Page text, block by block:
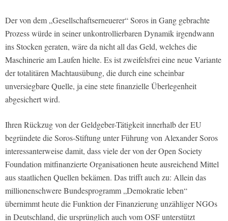
Der von dem „Gesellschaftserneuerer“ Soros in Gang gebrachte
Prozess würde in seiner unkontrollierbaren Dynamik irgendwann
ins Stocken geraten, wäre da nicht all das Geld, welches die
Maschinerie am Laufen hielte. Es ist zweifelsfrei eine neue Variante
der totalitären Machtausübung, die durch eine scheinbar
unversiegbare Quelle, ja eine stete finanzielle Überlegenheit
abgesichert wird.
Ihren Rückzug von der Geldgeber-Tätigkeit innerhalb der EU
begründete die Soros-Stiftung unter Führung von Alexander Soros
interessanterweise damit, dass viele der von der Open Society
Foundation mitfinanzierte Organisationen heute ausreichend Mittel
aus staatlichen Quellen bekämen. Das trifft auch zu: Allein das
millionenschwere Bundesprogramm „Demokratie leben“
übernimmt heute die Funktion der Finanzierung unzähliger NGOs
in Deutschland, die ursprünglich auch vom OSF unterstützt